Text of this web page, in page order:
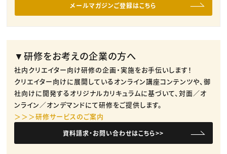
メールマガジンご登録はこちら
▼研修をお考えの企業の方へ
社内クリエイター向け研修の企画・実施をお手伝いします！
クリエイター向けに展開しているオンライン講座コンテンツや、御
社向けに開発するオリジナルカリキュラムに基づいて、対面／オ
ンライン／オンデマンドにて研修をご提供します。
＞＞＞研修サービスのご案内
資料請求・お問い合わせはこちら>>